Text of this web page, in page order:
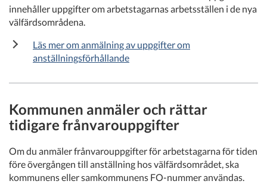
innehåller uppgifter om arbetstagarnas arbetsställen i de nya
välfärdsområdena.
Läs mer om anmälning av uppgifter om
anställningsförhållande
Kommunen anmäler och rättar
tidigare frånvarouppgifter
Om du anmäler frånvarouppgifter för arbetstagarna för tiden
före övergången till anställning hos välfärdsområdet, ska
kommunens eller samkommunens FO-nummer användas.